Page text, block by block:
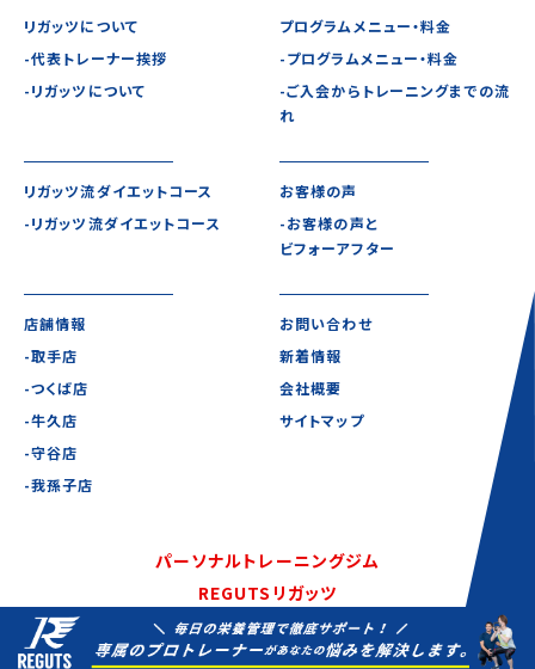
リガッツについて
-代表トレーナー挨拶
-リガッツについて
プログラムメニュー・料金
-プログラムメニュー・料金
-ご入会からトレーニングまでの流
れ
リガッツ流ダイエットコース
-リガッツ流ダイエットコース
お客様の声
-お客様の声と
ビフォーアフター
店舗情報
-取手店
-つくば店
-牛久店
-守谷店
-我孫子店
お問い合わせ
新着情報
会社概要
サイトマップ
パーソナルトレーニングジム
REGUTSリガッツ